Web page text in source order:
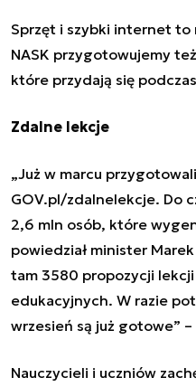
Sprzęt i szybki internet to
NASK przygotowujemy
które przydają się
Zdalne lekcje
„Już w marcu
GOV.pl/zdalnelekcje. Do
2,6 mln osób, które
powiedział minister
tam 3580 propozycji
edukacyjnych. W razie
wrzesień są już gotowe”
Nauczycieli i uczniów